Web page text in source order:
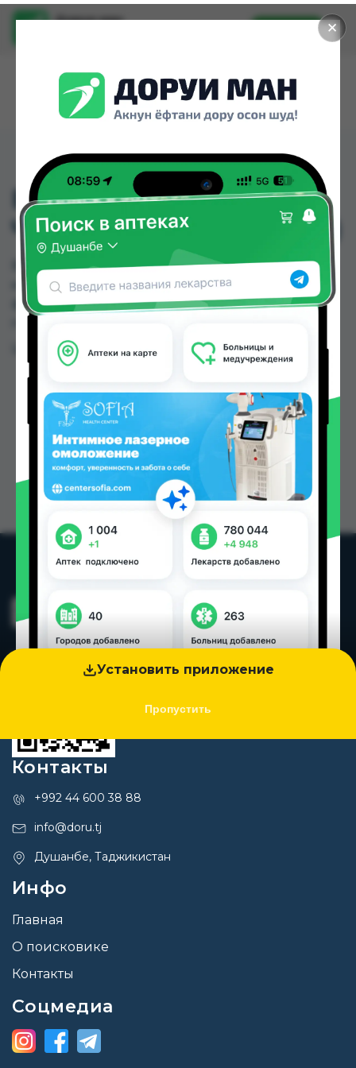
✕
Установить приложение
Пропустить
Доруи ман
Установить
ВИИ БЕБИ ЩЕТКА ДЛЯ
ЧИСТКИ БУТЫЛОК (106)
ВИИ БЕБИ ЩЕТКА ДЛЯ ЧИСТКИ БУТЫЛОК (106)
можно купить или заказать в аптеках, Самсон
фарм по цене от 26.00 TJS в Душанбе и других
Цена: от26.00 TJS
Контакты
+992 44 600 38 88
info@doru.tj
Душанбе, Таджикистан
Инфо
Главная
О поисковике
Контакты
Соцмедиа